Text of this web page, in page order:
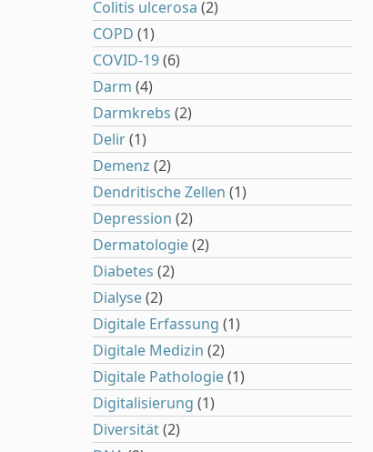
Colitis ulcerosa (2)
COPD (1)
COVID-19(6)
Darm (4)
Darmkrebs (2)
Delir(1)
Demenz (2)
Dendritische Zellen (1)
Depression (2)
Dermatologie(2)
Diabetes (2)
Dialyse(2)
Digitale Erfassung (1)
Digitale Medizin (2)
Digitale Pathologie(1)
Digitalisierung (1)
Diversität(2)